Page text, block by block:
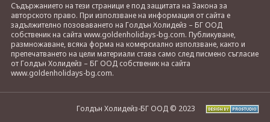
Съдържанието на тези страници е под защитата на Закона за
авторското право. При използване на информация от сайта е
задължително позоваването на Голдън Холидейз – БГ ООД
собственик на сайта www.goldenholidays-bg.com. Публикуване,
размножаване, всяка форма на комерсиално използване, както и
препечатването на цели материали става само след писмено съгласие
от Голдън Холидейз – БГ ООД собственик на сайта
www.goldenholidays-bg.com.
Голдън Холидейз-БГ ООД © 2023